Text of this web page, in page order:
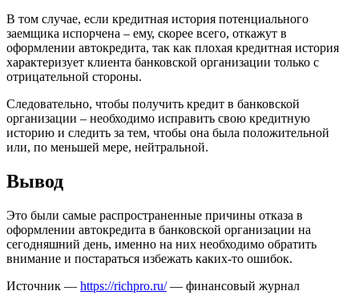
В том случае, если кредитная история потенциального
заемщика испорчена – ему, скорее всего, откажут в
оформлении автокредита, так как плохая кредитная история
характеризует клиента банковской организации только с
отрицательной стороны.
Следовательно, чтобы получить кредит в банковской
организации – необходимо исправить свою кредитную
историю и следить за тем, чтобы она была положительной
или, по меньшей мере, нейтральной.
Вывод
Это были самые распространенные причины отказа в
оформлении автокредита в банковской организации на
сегодняшний день, именно на них необходимо обратить
внимание и постараться избежать каких-то ошибок.
Источник — https://richpro.ru/— финансовый журнал